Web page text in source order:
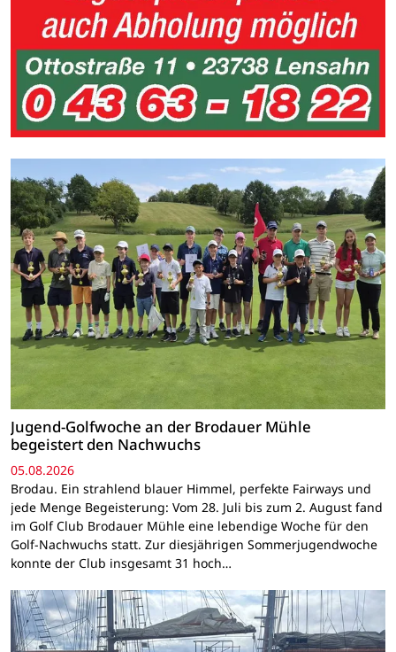
Jugend-Golfwoche an der Brodauer Mühle
begeistert den Nachwuchs
05.08.2026
Brodau. Ein strahlend blauer Himmel, perfekte Fairways und
jede Menge Begeisterung: Vom 28. Juli bis zum 2. August fand
im Golf Club Brodauer Mühle eine lebendige Woche für den
Golf-Nachwuchs statt. Zur diesjährigen Sommerjugendwoche
konnte der Club insgesamt 31 hoch…